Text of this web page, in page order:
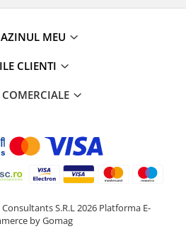
MEU
CLIENTI
COMERCIALE
S.R.L 2026 Platforma E-
by Gomag